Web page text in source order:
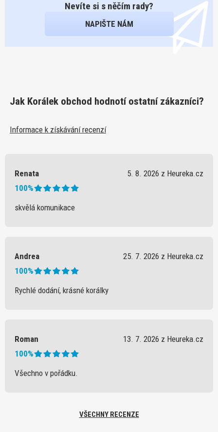
Nevíte si s něčím rady?
NAPIŠTE NÁM
Jak Korálek obchod hodnotí ostatní zákazníci?
Informace k získávání recenzí
Renata
5. 8. 2026 z Heureka.cz
100%
skvělá komunikace
Andrea
25. 7. 2026 z Heureka.cz
100%
Rychlé dodání, krásné korálky
Roman
13. 7. 2026 z Heureka.cz
100%
Všechno v pořádku.
VŠECHNY RECENZE